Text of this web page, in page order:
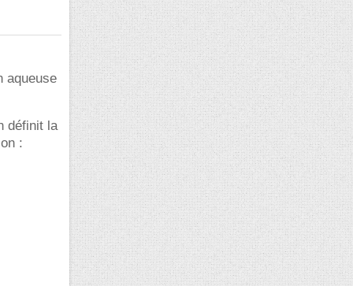
aqueuse
définit la
: